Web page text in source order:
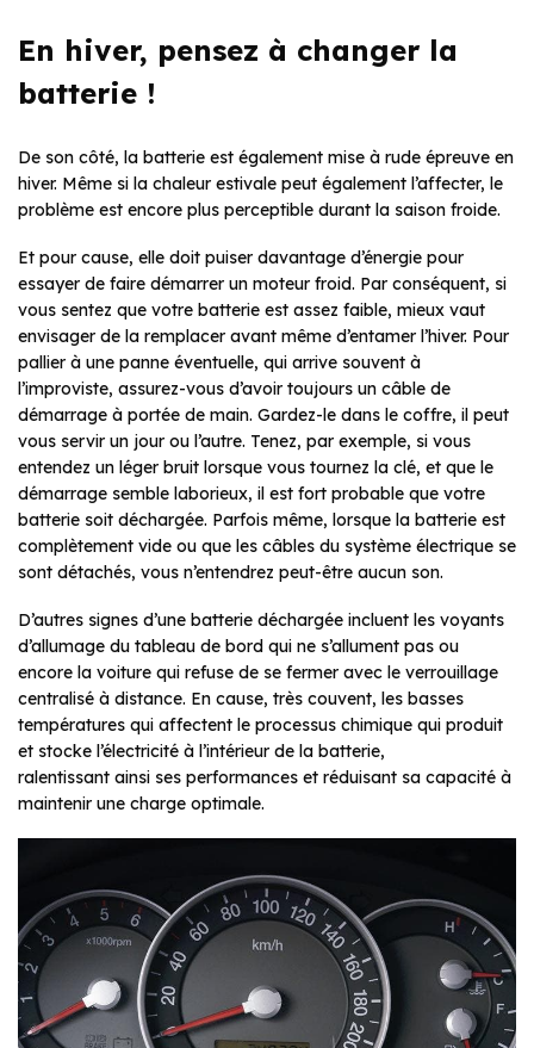
En hiver, pensez à changer la
batterie !
De son côté, la batterie est également mise à rude épreuve en
hiver. Même si la chaleur estivale peut également l’affecter, le
problème est encore plus perceptible durant la saison froide.
Et pour cause, elle doit puiser davantage d’énergie pour
essayer de faire démarrer un moteur froid. Par conséquent, si
vous sentez que votre batterie est assez faible, mieux vaut
envisager de la remplacer avant même d’entamer l’hiver. Pour
pallier à une panne éventuelle, qui arrive souvent à
l’improviste, assurez-vous d’avoir toujours un câble de
démarrage à portée de main. Gardez-le dans le coffre, il peut
vous servir un jour ou l’autre. Tenez, par exemple, si vous
entendez un léger bruit lorsque vous tournez la clé, et que le
démarrage semble laborieux, il est fort probable que votre
batterie soit déchargée. Parfois même, lorsque la batterie est
complètement vide ou que les câbles du système électrique se
sont détachés, vous n’entendrez peut-être aucun son.
D’autres signes d’une batterie déchargée incluent les voyants
d’allumage du tableau de bord qui ne s’allument pas ou
encore la voiture qui refuse de se fermer avec le verrouillage
centralisé à distance. En cause, très couvent, les basses
températures qui affectent le processus chimique qui produit
et stocke l’électricité à l’intérieur de la batterie,
ralentissant ainsi ses performances et réduisant sa capacité à
maintenir une charge optimale.